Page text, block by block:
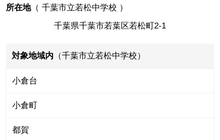
所在地（ 千葉市立若松中学校 ）
千葉県千葉市若葉区若松町2-1
対象地域内 （千葉市立若松中学校）
小倉台
小倉町
都賀